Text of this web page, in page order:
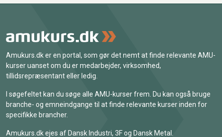
Amukurs.dk er en portal, som gør det nemt at finde relevante AMU-
kurser uanset om du er medarbejder, virksomhed,
tillidsrepræsentant eller ledig.
I søgefeltet kan du søge alle AMU-kurser frem. Du kan også bruge
branche- og emneindgange til at finde relevante kurser inden for
specifikke brancher.
Amukurs.dk ejes af Dansk Industri, 3F og Dansk Metal.